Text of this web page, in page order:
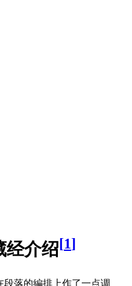
经介绍[1]
段落的編排上作了一点调